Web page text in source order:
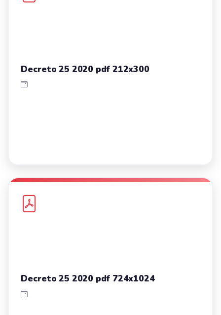
Decreto 25 2020 pdf 212x300
Decreto 25 2020 pdf 724x1024